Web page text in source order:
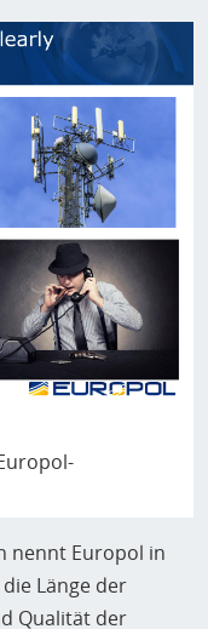
nennt Europol in
Länge der
Qualität der